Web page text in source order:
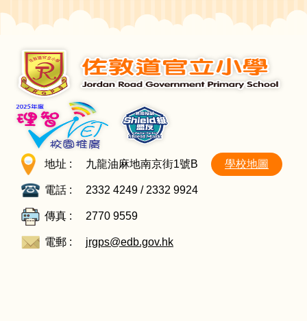
地址 : 九龍油麻地南京街1號B 學校地圖
電話 : 2332 4249 / 2332 9924
傳真 : 2770 9559
電郵 : jrgps@edb.gov.hk